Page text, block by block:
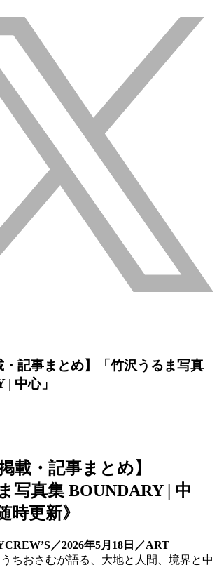
・記事まとめ】「竹沢うるま写真
中心」
載・記事まとめ】
写真集 BOUNDARY | 中
更新》
／2026年5月18日／ART
ちおさむが語る、大地と人間、境界と中